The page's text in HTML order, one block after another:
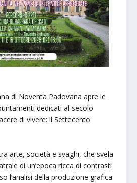
di Noventa Padovana apre le
dedicati al secolo
di vivere: il Settecento
arte, società e svaghi, che svela
di un’epoca ricca di contrasti
l’analisi della produzione grafica